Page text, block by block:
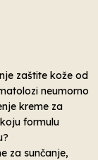
zaštite kože od
neumorno
kreme za
formulu
za sunčanje,